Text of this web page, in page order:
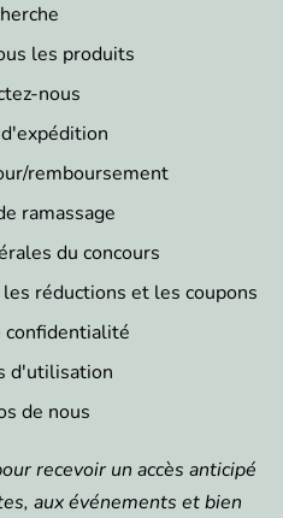
les produits
nous
remboursement
ramassage
du concours
réductions et les coupons
d'utilisation
de nous
recevoir un accès anticipé
aux événements et bien